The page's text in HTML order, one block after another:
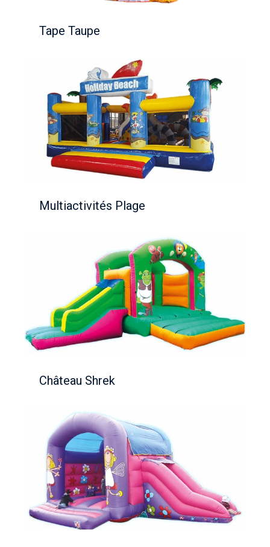
Tape Taupe
Multiactivités Plage
Château Shrek